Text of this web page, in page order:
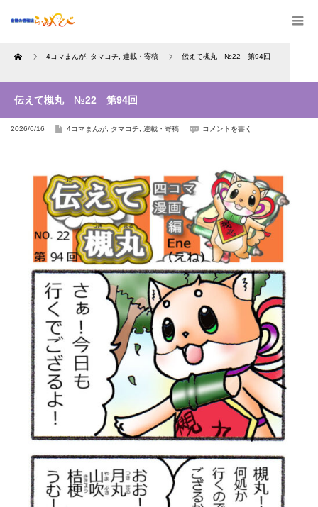
Home 4コマまんが タマコチ 連載・寄稿 伝えて槻丸 №22 第94回
伝えて槻丸 №22 第94回
2026/6/16 4コマまんが タマコチ 連載・寄稿 コメントを書く